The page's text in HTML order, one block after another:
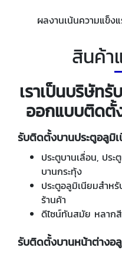
ผลงานเน้นความแข็ง
สินค้า
เราเป็นบริษัท
ออกแบบติดตั้
รับติดตั้งบานประตูอลูมิ
ประตูบานเลื่อน, ปร
บานกระทุ้ง
ประตูอลูมิเนียมสำห
ร้านค้า
ดีไซน์ทันสมัย หลาก
รับติดตั้งบานหน้าต่างอ